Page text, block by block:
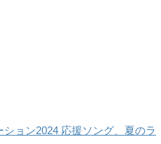
ョン2024 応援ソング、夏のラ